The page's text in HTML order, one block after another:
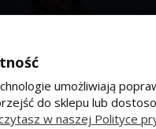
umożliwiają
do sklepu lub
w naszej Polityce